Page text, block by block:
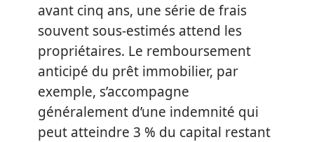
avant cinq ans, une série de frais
souvent sous-estimés attend les
propriétaires. Le remboursement
anticipé du prêt immobilier, par
exemple, s’accompagne
généralement d’une indemnité qui
peut atteindre 3 % du capital restant